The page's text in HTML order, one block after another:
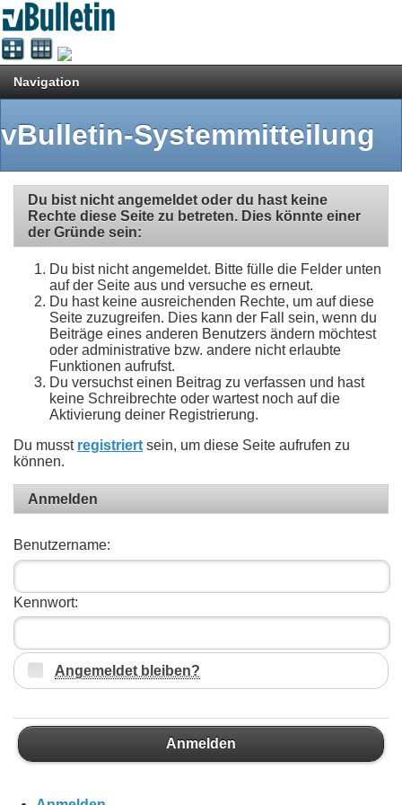
Navigation
vBulletin-Systemmitteilung
Du bist nicht angemeldet oder du hast keine
Rechte diese Seite zu betreten. Dies könnte einer
der Gründe sein:
Du bist nicht angemeldet. Bitte fülle die Felder unten
auf der Seite aus und versuche es erneut.
Du hast keine ausreichenden Rechte, um auf diese
Seite zuzugreifen. Dies kann der Fall sein, wenn du
Beiträge eines anderen Benutzers ändern möchtest
oder administrative bzw. andere nicht erlaubte
Funktionen aufrufst.
Du versuchst einen Beitrag zu verfassen und hast
keine Schreibrechte oder wartest noch auf die
Aktivierung deiner Registrierung.
Du musst registriert sein, um diese Seite aufrufen zu
können.
Anmelden
Benutzername:
Kennwort:
Angemeldet bleiben?
Anmelden